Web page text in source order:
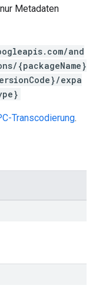
Metadaten
and
{packageName}
expa
Transcodierung.